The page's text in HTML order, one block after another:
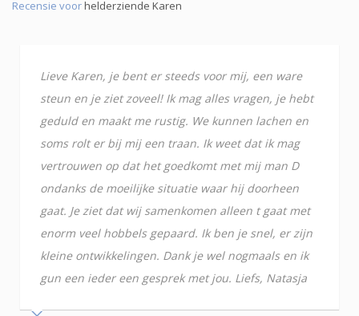
Recensie voorhelderziende Karen
Lieve Karen, je bent er steeds voor mij, een ware
steun en je ziet zoveel! Ik mag alles vragen, je hebt
geduld en maakt me rustig. We kunnen lachen en
soms rolt er bij mij een traan. Ik weet dat ik mag
vertrouwen op dat het goedkomt met mij man D
ondanks de moeilijke situatie waar hij doorheen
gaat. Je ziet dat wij samenkomen alleen t gaat met
enorm veel hobbels gepaard. Ik ben je snel, er zijn
kleine ontwikkelingen. Dank je wel nogmaals en ik
gun een ieder een gesprek met jou. Liefs, Natasja